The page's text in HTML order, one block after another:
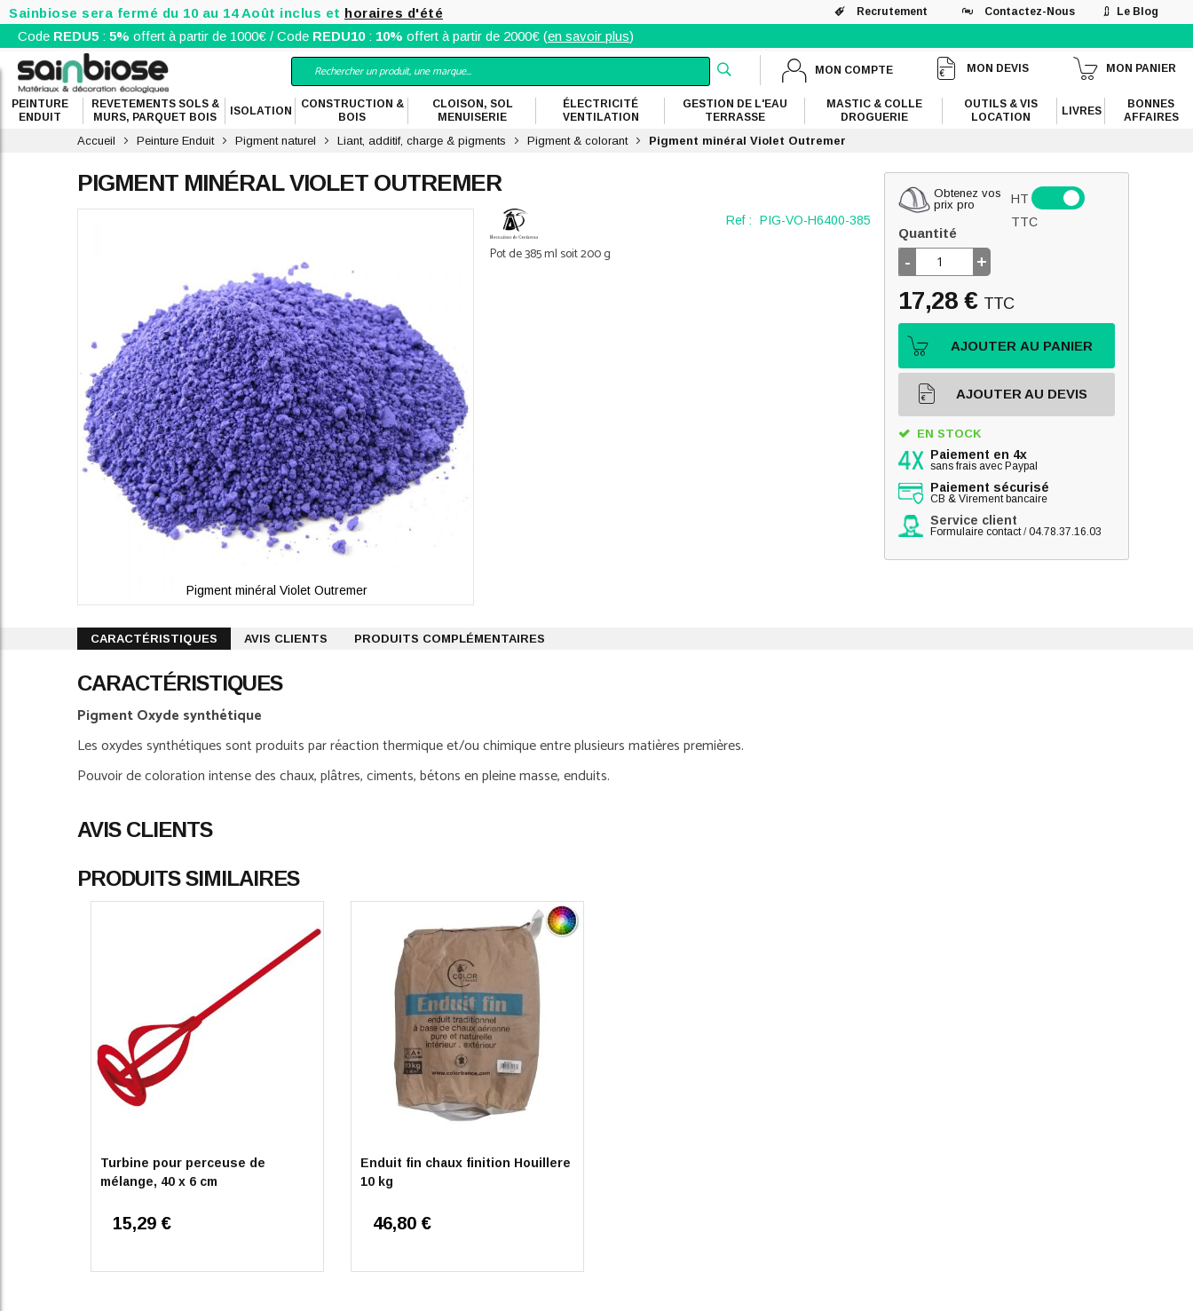
Sainbiose sera fermé du 10 au 14 Août inclus et horaires d'été Recrutement Contactez-Nous Le Blog
Code REDU5 :5% offert à partir de 1000€ / Code REDU10: 10% offert à partir de 2000€ (en savoir plus)
MON COMPTE MON DEVIS MON PANIER
PEINTURE
ENDUIT
REVETEMENTS SOLS &
MURS, PARQUET BOIS
ISOLATION
CONSTRUCTION &
BOIS
CLOISON, SOL
MENUISERIE
ÉLECTRICITÉ
VENTILATION
GESTION DE L'EAU
TERRASSE
MASTIC & COLLE
DROGUERIE
OUTILS & VIS
LOCATION
LIVRES
BONNES
AFFAIRES
Accueil Peinture Enduit Pigment naturel Liant, additif, charge & pigments Pigment & colorant Pigment minéral Violet Outremer
PIGMENT MINÉRAL VIOLET OUTREMER
Ref : PIG-VO-H6400-385
Pot de 385 ml soit 200 g
Pigment minéral Violet Outremer
to
the
of
images
Obtenez vos
prix pro
HT
TTC
Quantité
- +
17,28 € TTC
AJOUTER AU PANIER
AJOUTER AU DEVIS
EN STOCK
Paiement en 4x
sans frais avec Paypal
Paiement sécurisé
CB & Virement bancaire
Service client
Formulaire contact/04.78.37.16.03
CARACTÉRISTIQUES AVIS CLIENTS PRODUITS COMPLÉMENTAIRES
CARACTÉRISTIQUES
Pigment Oxyde synthétique
Les oxydes synthétiques sont produits par réaction thermique et/ou chimique entre plusieurs matières premières.
Pouvoir de coloration intense des chaux, plâtres, ciments, bétons en pleine masse, enduits.
AVIS CLIENTS
PRODUITS SIMILAIRES
Turbine pour perceuse de
mélange, 40 x 6 cm
15,29 €
Enduit fin chaux finition Houillere
10 kg
46,80 €